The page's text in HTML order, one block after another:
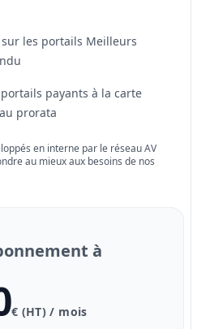
les portails Meilleurs
payants à la carte
prorata
en interne par le réseau AV
au mieux aux besoins de nos
à
€ (HT) / mois